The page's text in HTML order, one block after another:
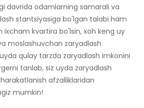
davrida odamlarning samarali va
stantsiyasiga bo'lgan talabi ham
ixcham kvartira bo'lsin, xoh keng uy
moslashuvchan zaryadlash
qulay tarzda zaryadlash imkonini
tanlab, siz uyda zaryadlash
afzalliklaridan
mumkin!